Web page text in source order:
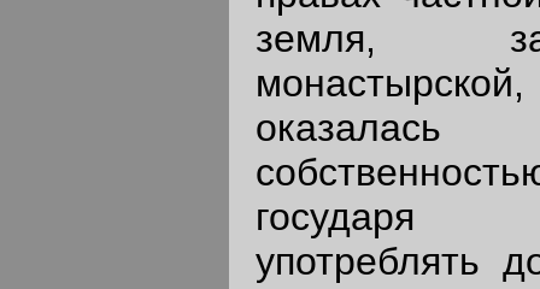
земля,
государя
употреблять